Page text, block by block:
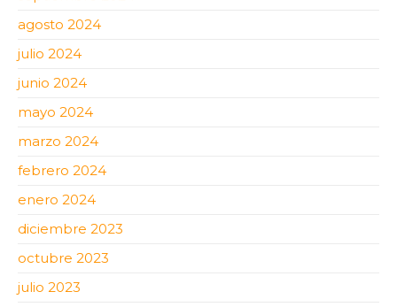
agosto 2024
julio 2024
junio 2024
mayo 2024
marzo 2024
febrero 2024
enero 2024
diciembre 2023
octubre 2023
julio 2023